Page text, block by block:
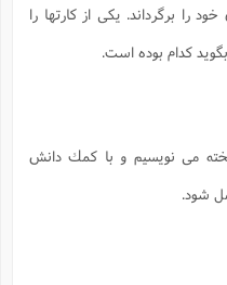
را برگرداند. يكى از كارتها را
كدام بوده است.
مى نويسيم و با كمك دانش
شود.